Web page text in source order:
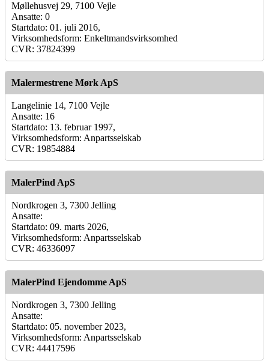
Møllehusvej 29, 7100 Vejle
Ansatte: 0
Startdato: 01. juli 2016,
Virksomhedsform: Enkeltmandsvirksomhed
CVR: 37824399
Malermestrene Mørk ApS
Langelinie 14, 7100 Vejle
Ansatte: 16
Startdato: 13. februar 1997,
Virksomhedsform: Anpartsselskab
CVR: 19854884
MalerPind ApS
Nordkrogen 3, 7300 Jelling
Ansatte:
Startdato: 09. marts 2026,
Virksomhedsform: Anpartsselskab
CVR: 46336097
MalerPind Ejendomme ApS
Nordkrogen 3, 7300 Jelling
Ansatte:
Startdato: 05. november 2023,
Virksomhedsform: Anpartsselskab
CVR: 44417596